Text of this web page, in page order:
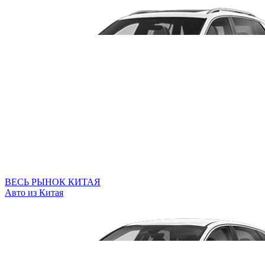
ВЕСЬ РЫНОК КИТАЯ
Авто из Китая